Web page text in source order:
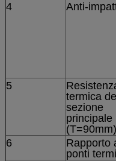
4 Anti-
5
termica
sezione
principale
(T=90mm)
6
Rapporto
ponti